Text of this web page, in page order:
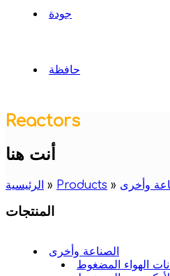
جودة
حافظة
Reactors
أنت هنا
الرئيسية » Products » وأخرى
المنتجات
الصناعة وأخرى
الهواء المضغوط